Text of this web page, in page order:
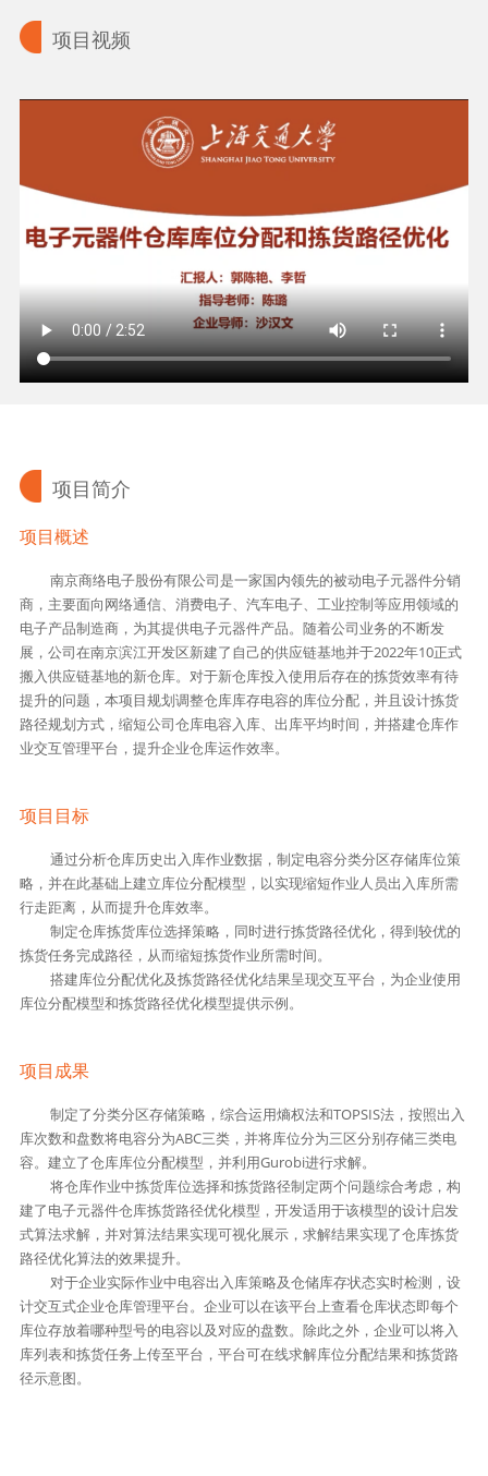
项目视频
项目简介
项目概述
南京商络电子股份有限公司是一家国内领先的被动电子元器件分销
商，主要面向网络通信、消费电子、汽车电子、工业控制等应用领域的
电子产品制造商，为其提供电子元器件产品。随着公司业务的不断发
展，公司在南京滨江开发区新建了自己的供应链基地并于2022年10正式
搬入供应链基地的新仓库。对于新仓库投入使用后存在的拣货效率有待
提升的问题，本项目规划调整仓库库存电容的库位分配，并且设计拣货
路径规划方式，缩短公司仓库电容入库、出库平均时间，并搭建仓库作
业交互管理平台，提升企业仓库运作效率。
项目目标
通过分析仓库历史出入库作业数据，制定电容分类分区存储库位策
略，并在此基础上建立库位分配模型，以实现缩短作业人员出入库所需
行走距离，从而提升仓库效率。
制定仓库拣货库位选择策略，同时进行拣货路径优化，得到较优的
拣货任务完成路径，从而缩短拣货作业所需时间。
搭建库位分配优化及拣货路径优化结果呈现交互平台，为企业使用
库位分配模型和拣货路径优化模型提供示例。
项目成果
制定了分类分区存储策略，综合运用熵权法和TOPSIS法，按照出入
库次数和盘数将电容分为ABC三类，并将库位分为三区分别存储三类电
容。建立了仓库库位分配模型，并利用Gurobi进行求解。
将仓库作业中拣货库位选择和拣货路径制定两个问题综合考虑，构
建了电子元器件仓库拣货路径优化模型，开发适用于该模型的设计启发
式算法求解，并对算法结果实现可视化展示，求解结果实现了仓库拣货
路径优化算法的效果提升。
对于企业实际作业中电容出入库策略及仓储库存状态实时检测，设
计交互式企业仓库管理平台。企业可以在该平台上查看仓库状态即每个
库位存放着哪种型号的电容以及对应的盘数。除此之外，企业可以将入
库列表和拣货任务上传至平台，平台可在线求解库位分配结果和拣货路
径示意图。